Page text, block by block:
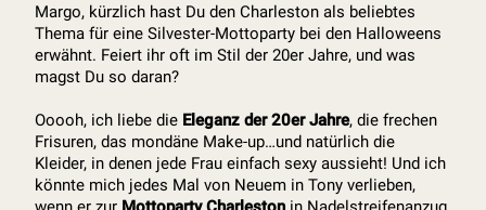
Margo, kürzlich hast Du den Charleston als beliebtes
Thema für eine Silvester-Mottoparty bei den Halloweens
erwähnt. Feiert ihr oft im Stil der 20er Jahre, und was
magst Du so daran?
Ooooh, ich liebe die Eleganz der 20er Jahre, die frechen
Frisuren, das mondäne Make-up…und natürlich die
Kleider, in denen jede Frau einfach sexy aussieht! Und ich
könnte mich jedes Mal von Neuem in Tony verlieben,